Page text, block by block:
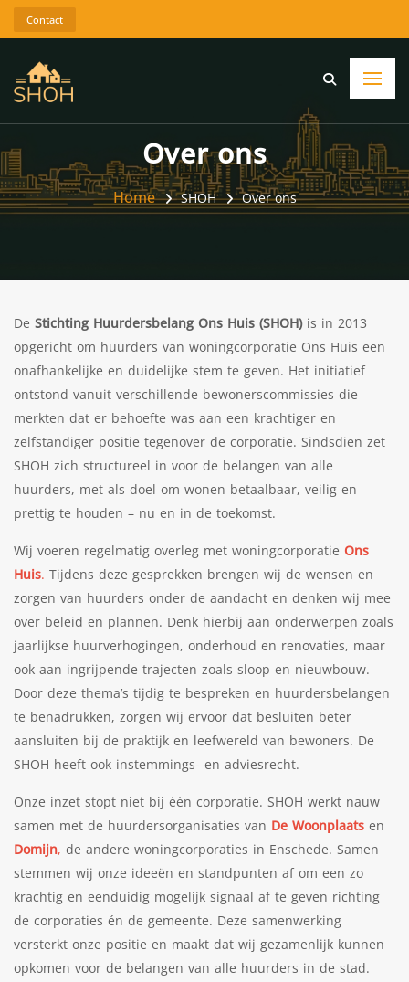
Contact
Over ons
Home SHOH Over ons
De Stichting Huurdersbelang Ons Huis (SHOH)is in 2013
opgericht om huurders van woningcorporatie Ons Huis een
onafhankelijke en duidelijke stem te geven. Het initiatief
ontstond vanuit verschillende bewonerscommissies die
merkten dat er behoefte was aan een krachtiger en
zelfstandiger positie tegenover de corporatie. Sindsdien zet
SHOH zich structureel in voor de belangen van alle
huurders, met als doel om wonen betaalbaar, veilig en
prettig te houden – nu en in de toekomst.
Wij voeren regelmatig overleg met woningcorporatie Ons
Huis. Tijdens deze gesprekken brengen wij de wensen en
zorgen van huurders onder de aandacht en denken wij mee
over beleid en plannen. Denk hierbij aan onderwerpen zoals
jaarlijkse huurverhogingen, onderhoud en renovaties, maar
ook aan ingrijpende trajecten zoals sloop en nieuwbouw.
Door deze thema’s tijdig te bespreken en huurdersbelangen
te benadrukken, zorgen wij ervoor dat besluiten beter
aansluiten bij de praktijk en leefwereld van bewoners. De
SHOH heeft ook instemmings- en adviesrecht.
Onze inzet stopt niet bij één corporatie. SHOH werkt nauw
samen met de huurdersorganisaties van De Woonplaats en
Domijn, de andere woningcorporaties in Enschede. Samen
stemmen wij onze ideeën en standpunten af om een zo
krachtig en eenduidig mogelijk signaal af te geven richting
de corporaties én de gemeente. Deze samenwerking
versterkt onze positie en maakt dat wij gezamenlijk kunnen
opkomen voor de belangen van alle huurders in de stad.